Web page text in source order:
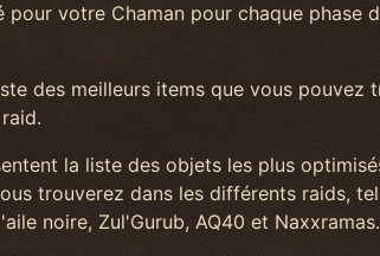
votre Chaman pour chaque phase
des meilleurs items que vous pouvez
la liste des objets les plus
trouverez dans les différents raids,
noire, Zul'Gurub, AQ40 et Naxxramas.